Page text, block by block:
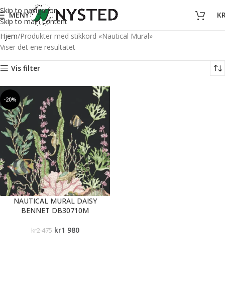
Skip to navigation
Skip to main content
MENY
Hjem Produkter med stikkord «Nautical Mural»
Viser det ene resultatet
Vis filter
-20%
NAUTICAL MURAL DAISY
BENNET DB30710M
kr2 475 kr1 980